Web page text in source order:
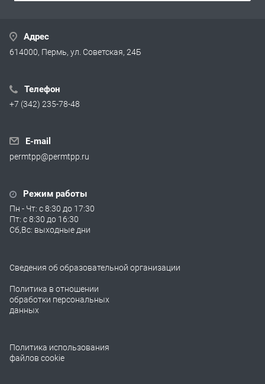
Адрес
614000, Пермь, ул. Советская, 24Б
Телефон
+7 (342) 235-78-48
E-mail
permtpp@permtpp.ru
Режим работы
Пн - Чт: с 8:30 до 17:30
Пт: с 8:30 до 16:30
Сб,Вс: выходные дни
Сведения об образовательной организации
Политика в отношении
обработки персональных
данных
Политика использования
файлов cookie